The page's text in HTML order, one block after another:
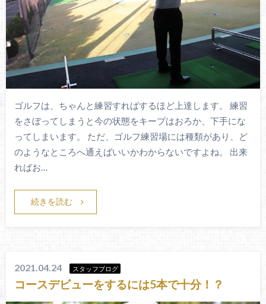
ゴルフは、ちゃんと練習すればするほど上達します。 練習
をさぼってしまうと今の状態をキープはおろか、下手にな
ってしまいます。 ただ、ゴルフ練習場には種類があり、ど
のようなところへ通えばいいかわからないですよね。 出来
ればお…
続きを読む
2021.04.24 スタッフブログ
コースデビューをするには5本で十分！？